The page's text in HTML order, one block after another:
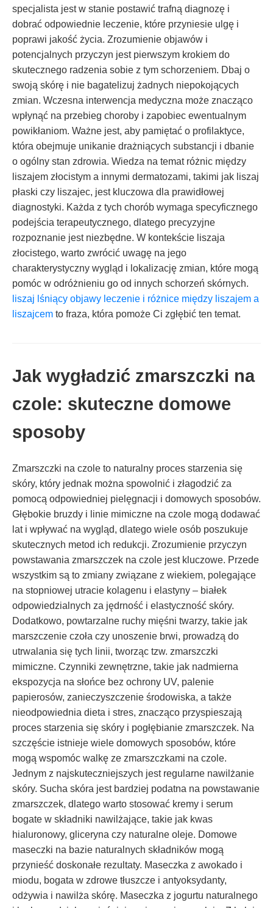
specjalista jest w stanie postawić trafną diagnozę i
dobrać odpowiednie leczenie, które przyniesie ulgę i
poprawi jakość życia. Zrozumienie objawów i
potencjalnych przyczyn jest pierwszym krokiem do
skutecznego radzenia sobie z tym schorzeniem. Dbaj o
swoją skórę i nie bagatelizuj żadnych niepokojących
zmian. Wczesna interwencja medyczna może znacząco
wpłynąć na przebieg choroby i zapobiec ewentualnym
powikłaniom. Ważne jest, aby pamiętać o profilaktyce,
która obejmuje unikanie drażniących substancji i dbanie
o ogólny stan zdrowia. Wiedza na temat różnic między
liszajem złocistym a innymi dermatozami, takimi jak liszaj
płaski czy liszajec, jest kluczowa dla prawidłowej
diagnostyki. Każda z tych chorób wymaga specyficznego
podejścia terapeutycznego, dlatego precyzyjne
rozpoznanie jest niezbędne. W kontekście liszaja
złocistego, warto zwrócić uwagę na jego
charakterystyczny wygląd i lokalizację zmian, które mogą
pomóc w odróżnieniu go od innych schorzeń skórnych.
liszaj lśniący objawy leczenie i różnice między liszajem a
liszajcem to fraza, która pomoże Ci zgłębić ten temat.
Jak wygładzić zmarszczki na
czole: skuteczne domowe
sposoby
Zmarszczki na czole to naturalny proces starzenia się
skóry, który jednak można spowolnić i złagodzić za
pomocą odpowiedniej pielęgnacji i domowych sposobów.
Głębokie bruzdy i linie mimiczne na czole mogą dodawać
lat i wpływać na wygląd, dlatego wiele osób poszukuje
skutecznych metod ich redukcji. Zrozumienie przyczyn
powstawania zmarszczek na czole jest kluczowe. Przede
wszystkim są to zmiany związane z wiekiem, polegające
na stopniowej utracie kolagenu i elastyny – białek
odpowiedzialnych za jędrność i elastyczność skóry.
Dodatkowo, powtarzalne ruchy mięśni twarzy, takie jak
marszczenie czoła czy unoszenie brwi, prowadzą do
utrwalania się tych linii, tworząc tzw. zmarszczki
mimiczne. Czynniki zewnętrzne, takie jak nadmierna
ekspozycja na słońce bez ochrony UV, palenie
papierosów, zanieczyszczenie środowiska, a także
nieodpowiednia dieta i stres, znacząco przyspieszają
proces starzenia się skóry i pogłębianie zmarszczek. Na
szczęście istnieje wiele domowych sposobów, które
mogą wspomóc walkę ze zmarszczkami na czole.
Jednym z najskuteczniejszych jest regularne nawilżanie
skóry. Sucha skóra jest bardziej podatna na powstawanie
zmarszczek, dlatego warto stosować kremy i serum
bogate w składniki nawilżające, takie jak kwas
hialuronowy, gliceryna czy naturalne oleje. Domowe
maseczki na bazie naturalnych składników mogą
przynieść doskonałe rezultaty. Maseczka z awokado i
miodu, bogata w zdrowe tłuszcze i antyoksydanty,
odżywia i nawilża skórę. Maseczka z jogurtu naturalnego